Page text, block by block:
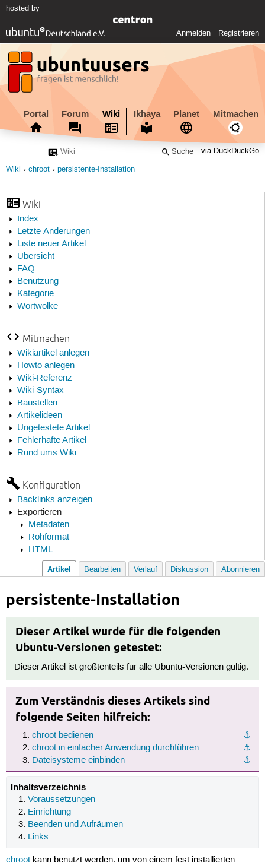
hosted by
Anmelden Registrieren
Portal Forum Wiki Ikhaya Planet Mitmachen
via DuckDuckGo
Wiki chroot persistente-Installation
Wiki
Index
Letzte Änderungen
Liste neuer Artikel
Übersicht
FAQ
Benutzung
Kategorie
Wortwolke
Mitmachen
Wikiartikel anlegen
Howto anlegen
Wiki-Referenz
Wiki-Syntax
Baustellen
Artikelideen
Ungetestete Artikel
Fehlerhafte Artikel
Rund ums Wiki
Konfiguration
Backlinks anzeigen
Exportieren
Metadaten
Rohformat
HTML
Artikel Bearbeiten Verlauf Diskussion Abonnieren
persistente-Installation
Dieser Artikel wurde für die folgenden
Ubuntu-Versionen getestet:
Dieser Artikel ist größtenteils für alle Ubuntu-Versionen gültig.
Zum Verständnis dieses Artikels sind
folgende Seiten hilfreich:
⚓︎
chroot bedienen
⚓︎
chroot in einfacher Anwendung durchführen
⚓︎
Dateisysteme einbinden
Inhaltsverzeichnis
Voraussetzungen
Einrichtung
Beenden und Aufräumen
Links